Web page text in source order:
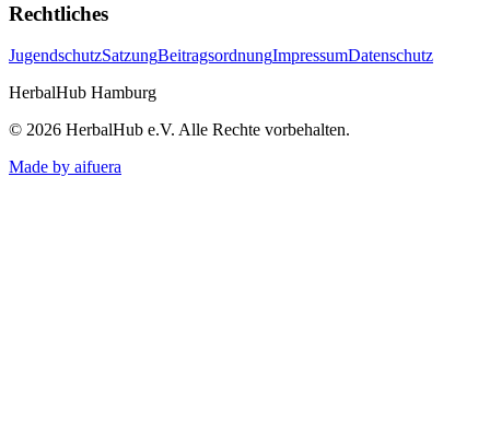
Rechtliches
JugendschutzSatzungBeitragsordnungImpressumDatenschutz
HerbalHub Hamburg
© 2026 HerbalHub e.V. Alle Rechte vorbehalten.
Made by aifuera